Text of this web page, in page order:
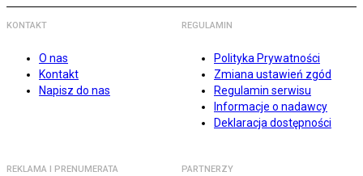
KONTAKT
O nas
Kontakt
Napisz do nas
REGULAMIN
Polityka Prywatności
Zmiana ustawień zgód
Regulamin serwisu
Informacje o nadawcy
Deklaracja dostępności
REKLAMA I PRENUMERATA PARTNERZY